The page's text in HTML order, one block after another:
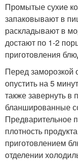
Промытые сухие
запаковывают в
раскладывают в
достают по 1-2
приготовления
Перед
опустить на 5
также завернуть
бланшированные
Предварительное
плотность
приготовлением
отделении